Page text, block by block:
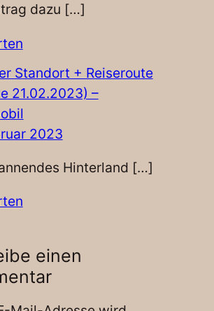
dazu […]
Standort + Reiseroute
21.02.2023) –
2023
Hinterland […]
einen